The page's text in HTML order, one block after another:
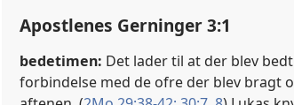
Apostlenes Gerninger 3:1
bedetimen: Det lader til at der blev
forbindelse med de ofre der blev bragt